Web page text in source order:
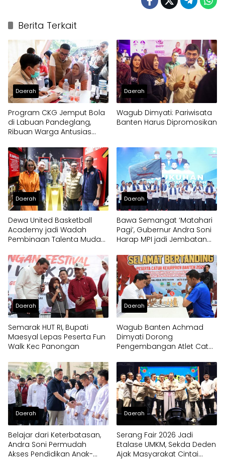
Berita Terkait
Daerah
Program CKG Jemput Bola
di Labuan Pandeglang,
Ribuan Warga Antusias
Daerah
Wagub Dimyati: Pariwisata
Banten Harus Dipromosikan
Daerah
Dewa United Basketball
Academy jadi Wadah
Pembinaan Talenta Muda
Daerah
Bawa Semangat ‘Matahari
Pagi’, Gubernur Andra Soni
Harap MPI jadi Jembatan
Daerah
Semarak HUT RI, Bupati
Maesyal Lepas Peserta Fun
Walk Kec Panongan
Daerah
Wagub Banten Achmad
Dimyati Dorong
Pengembangan Atlet Catur
Daerah
Belajar dari Keterbatasan,
Andra Soni Permudah
Akses Pendidikan Anak-
Daerah
Serang Fair 2026 Jadi
Etalase UMKM, Sekda Deden
Ajak Masyarakat Cintai